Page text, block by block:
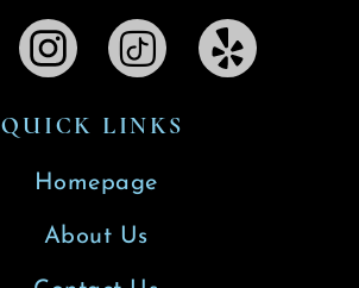
QUICK LINKS
Homepage
About Us